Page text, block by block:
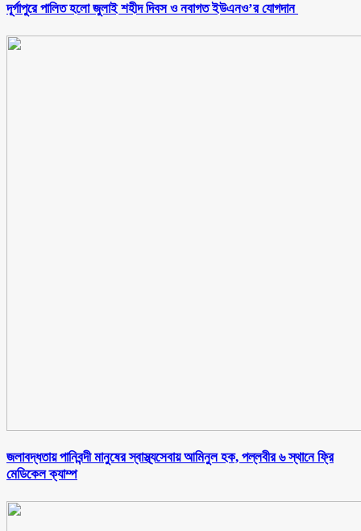
‎দূর্গাপুরে পালিত হলো জুলাই শহীদ দিবস ও নবাগত ইউএনও’র যোগদান ‎
জলাবদ্ধতায় পানিবন্দী মানুষের স্বাস্থ্যসেবায় আমিনুল হক, পল্লবীর ৬ স্থানে ফ্রি
মেডিকেল ক্যাম্প